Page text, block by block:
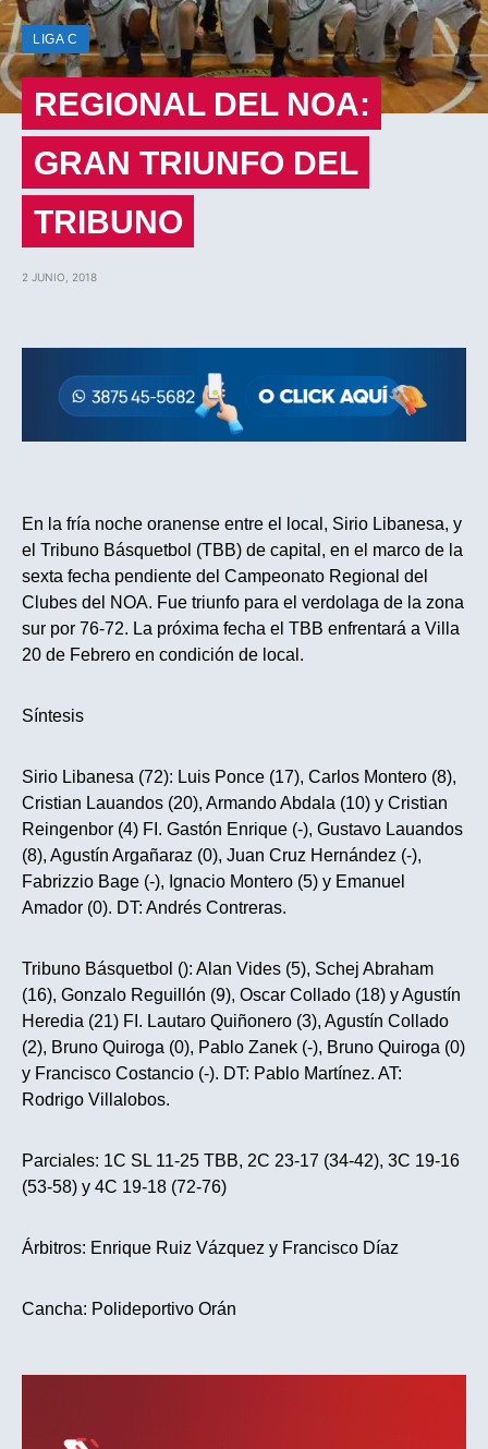
LIGA C
REGIONAL DEL NOA:
GRAN TRIUNFO DEL
TRIBUNO
2 JUNIO, 2018
En la fría noche oranense entre el local, Sirio Libanesa, y
el Tribuno Básquetbol (TBB) de capital, en el marco de la
sexta fecha pendiente del Campeonato Regional del
Clubes del NOA. Fue triunfo para el verdolaga de la zona
sur por 76-72. La próxima fecha el TBB enfrentará a Villa
20 de Febrero en condición de local.
Síntesis
Sirio Libanesa (72): Luis Ponce (17), Carlos Montero (8),
Cristian Lauandos (20), Armando Abdala (10) y Cristian
Reingenbor (4) FI. Gastón Enrique (-), Gustavo Lauandos
(8), Agustín Argañaraz (0), Juan Cruz Hernández (-),
Fabrizzio Bage (-), Ignacio Montero (5) y Emanuel
Amador (0). DT: Andrés Contreras.
Tribuno Básquetbol (): Alan Vides (5), Schej Abraham
(16), Gonzalo Reguillón (9), Oscar Collado (18) y Agustín
Heredia (21) FI. Lautaro Quiñonero (3), Agustín Collado
(2), Bruno Quiroga (0), Pablo Zanek (-), Bruno Quiroga (0)
y Francisco Costancio (-). DT: Pablo Martínez. AT:
Rodrigo Villalobos.
Parciales: 1C SL 11-25 TBB, 2C 23-17 (34-42), 3C 19-16
(53-58) y 4C 19-18 (72-76)
Árbitros: Enrique Ruiz Vázquez y Francisco Díaz
Cancha: Polideportivo Orán